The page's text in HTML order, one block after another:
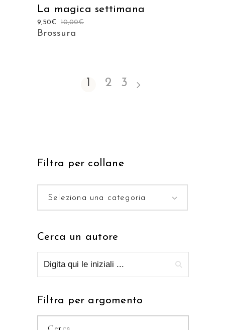
La magica settimana
10,00€
9,50€
Brossura
1 2 3
Filtra per collane
Seleziona una categoria
Cerca un autore
Filtra per argomento